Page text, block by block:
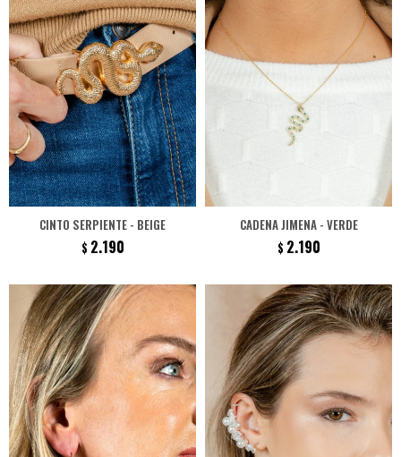
CINTO SERPIENTE - BEIGE
$ 2.190
CADENA JIMENA - VERDE
$ 2.190